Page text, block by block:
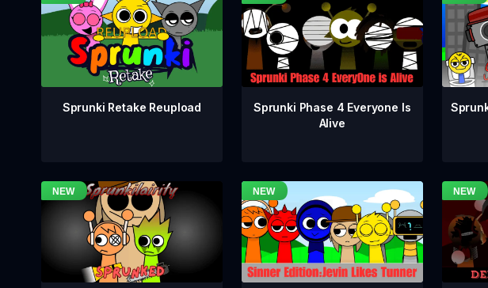
Sprunki Retake Reupload
Sprunki Phase 4 Everyone Is
Alive